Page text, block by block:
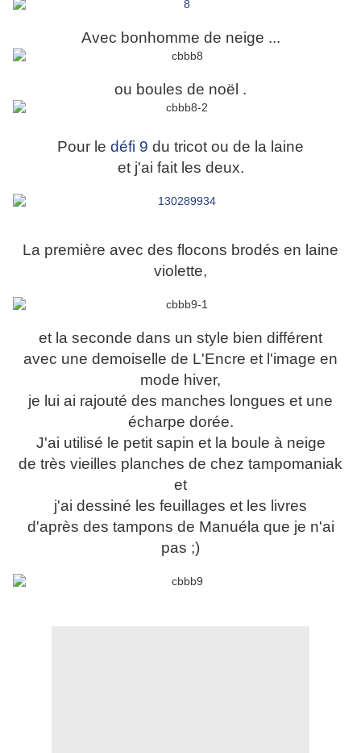
Avec bonhomme de neige ...
ou boules de noël .
Pour le défi 9 du tricot ou de la laine
et j'ai fait les deux.
La première avec des flocons brodés en laine
violette,
et la seconde dans un style bien différent
avec une demoiselle de L'Encre et l'image en
mode hiver,
je lui ai rajouté des manches longues et une
écharpe dorée.
J'ai utilisé le petit sapin et la boule à neige
de très vieilles planches de chez tampomaniak
et
j'ai dessiné les feuillages et les livres
d'après des tampons de Manuéla que je n'ai
pas ;)